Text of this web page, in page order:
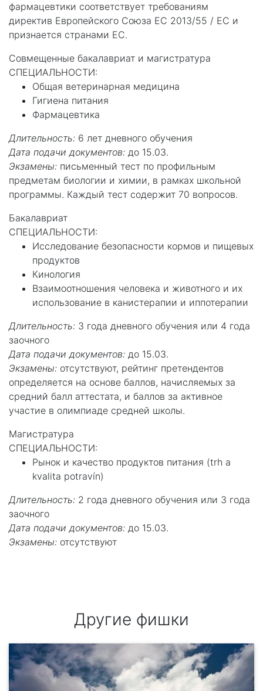
фармацевтики соответствует требованиям
директив Европейского Союза ЕС 2013/55 / ЕС и
признается странами ЕС.
Совмещенные бакалавриат и магистратура
СПЕЦИАЛЬНОСТИ:
Общая ветеринарная медицина
Гигиена питания
Фармацевтика
Длительность: 6 лет дневного обучения
Дата подачи документов: до 15.03.
Экзамены: письменный тест по профильным
предметам биологии и химии, в рамках школьной
программы. Каждый тест содержит 70 вопросов.
Бакалавриат
СПЕЦИАЛЬНОСТИ:
Исследование безопасности кормов и пищевых
продуктов
Кинология
Взаимоотношения человека и животного и их
использование в канистерапии и иппотерапии
Длительность: 3 года дневного обучения или 4 года
заочного
Дата подачи документов: до 15.03.
Экзамены: отсутствуют, рейтинг претендентов
определяется на основе баллов, начисляемых за
средний балл аттестата, и баллов за активное
участие в олимпиаде средней школы.
Магистратура
СПЕЦИАЛЬНОСТИ:
Рынок и качество продуктов питания (trh a
kvalita potravín)
Длительность: 2 года дневного обучения или 3 года
заочного
Дата подачи документов: до 15.03.
Экзамены: отсутствуют
Другие фишки